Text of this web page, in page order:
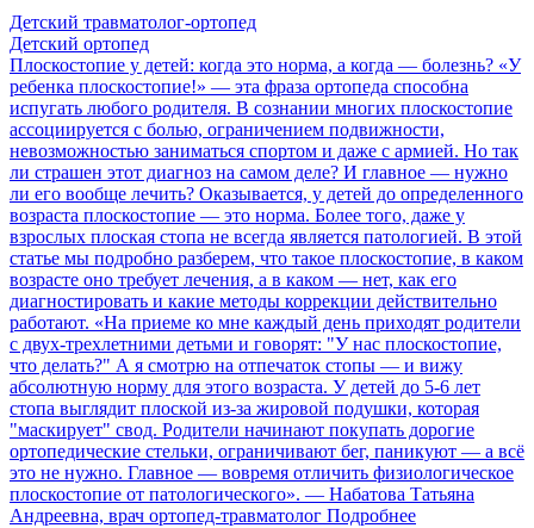
Детский травматолог-ортопед
Детский ортопед
Плоскостопие у детей: когда это норма, а когда — болезнь? «У
ребенка плоскостопие!» — эта фраза ортопеда способна
испугать любого родителя. В сознании многих плоскостопие
ассоциируется с болью, ограничением подвижности,
невозможностью заниматься спортом и даже с армией. Но так
ли страшен этот диагноз на самом деле? И главное — нужно
ли его вообще лечить? Оказывается, у детей до определенного
возраста плоскостопие — это норма. Более того, даже у
взрослых плоская стопа не всегда является патологией. В этой
статье мы подробно разберем, что такое плоскостопие, в каком
возрасте оно требует лечения, а в каком — нет, как его
диагностировать и какие методы коррекции действительно
работают. «На приеме ко мне каждый день приходят родители
с двух-трехлетними детьми и говорят: "У нас плоскостопие,
что делать?" А я смотрю на отпечаток стопы — и вижу
абсолютную норму для этого возраста. У детей до 5-6 лет
стопа выглядит плоской из-за жировой подушки, которая
"маскирует" свод. Родители начинают покупать дорогие
ортопедические стельки, ограничивают бег, паникуют — а всё
это не нужно. Главное — вовремя отличить физиологическое
плоскостопие от патологического». — Набатова Татьяна
Андреевна, врач ортопед-травматолог Подробнее